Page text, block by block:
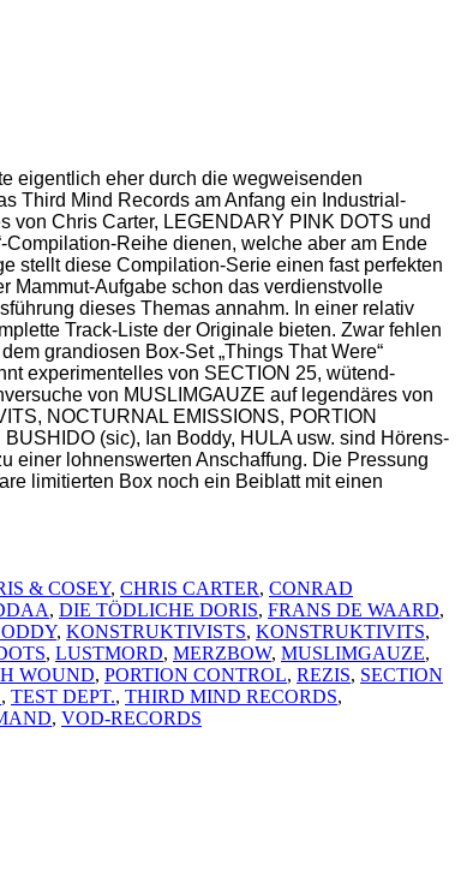
eigentlich eher durch die wegweisenden
Third Mind Records am Anfang ein Industrial-
von Chris Carter, LEGENDARY PINK DOTS und
Reihe dienen, welche aber am Ende
stellt diese Compilation-Serie einen fast perfekten
Mammut-Aufgabe schon das verdienstvolle
dieses Themas annahm. In einer relativ
Track-Liste der Originale bieten. Zwar fehlen
grandiosen Box-Set „Things That Were“
experimentelles von SECTION 25, wütend-
von MUSLIMGAUZE auf legendäres von
NOCTURNAL EMISSIONS, PORTION
(sic), Ian Boddy, HULA usw. sind Hörens-
einer lohnenswerten Anschaffung. Die Pressung
limitierten Box noch ein Beiblatt mit einen
& COSEY, CHRIS CARTER, CONRAD
, DIE TÖDLICHE DORIS, FRANS DE WAARD,
, KONSTRUKTIVISTS, KONSTRUKTIVITS,
, LUSTMORD, MERZBOW, MUSLIMGAUZE,
WOUND, PORTION CONTROL, REZIS, SECTION
, TEST DEPT., THIRD MIND RECORDS,
, VOD-RECORDS